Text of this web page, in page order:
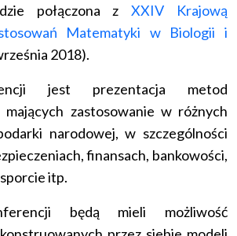
połączona zXXIV Krajową
Matematyki w Biologii i
2018).
jest prezentacja metod
mających zastosowanie w różnych
narodowej, w szczególności
finansach, bankowości,
itp.
będą mieli możliwość